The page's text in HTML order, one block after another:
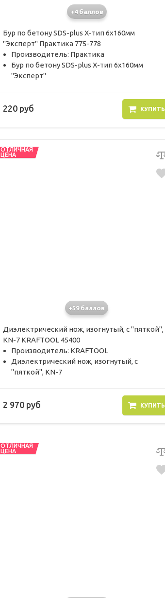
+4 баллов
Бур по бетону SDS-plus X-тип 6х160мм
"Эксперт" Практика 775-778
Производитель: Практика
Бур по бетону SDS-plus X-тип 6х160мм
"Эксперт"
220 руб КУПИТЬ
ОТЛИЧНАЯ
ЦЕНА
+59 баллов
Диэлектрический нож, изогнутый, c "пяткой",
KN-7 KRAFTOOL 45400
Производитель: KRAFTOOL
Диэлектрический нож, изогнутый, c
"пяткой", KN-7
2 970 руб КУПИТЬ
ОТЛИЧНАЯ
ЦЕНА